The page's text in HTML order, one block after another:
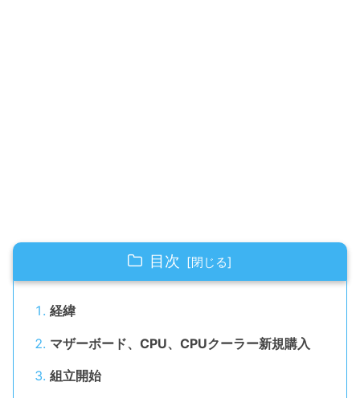
目次
経緯
マザーボード、CPU、CPUクーラー新規購入
組立開始